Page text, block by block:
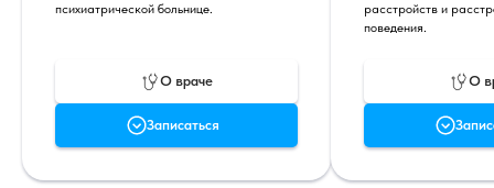
психиатрической больнице.
О враче
Записаться
расстройств и
поведения.
О